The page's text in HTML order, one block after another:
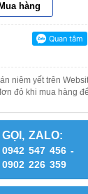
Mua hàng
niêm yết trên
đỏ khi mua hàng
GỌI, ZALO:
0942 547 456 -
0902 226 359